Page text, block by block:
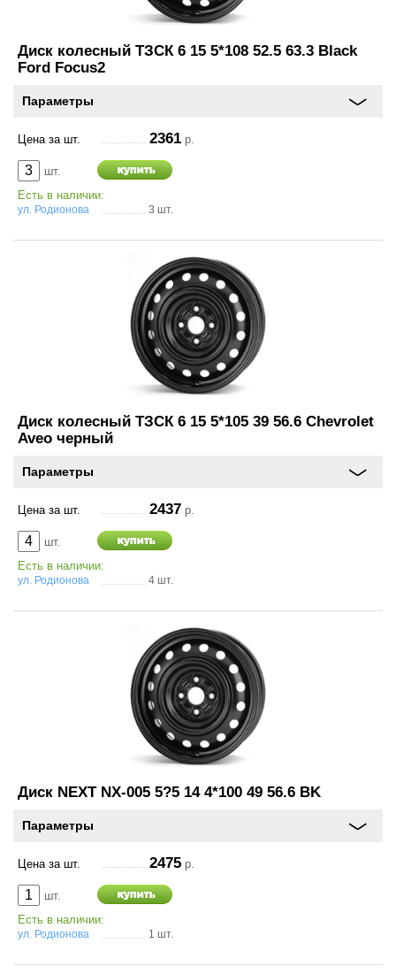
Диск колесный ТЗСК 6 15 5*108 52.5 63.3 Black
Ford Focus2
Параметры
Цена за шт. 2361 р.
шт.
Есть в наличии:
ул. Родионова 3 шт.
Диск колесный ТЗСК 6 15 5*105 39 56.6 Chevrolet
Aveo черный
Параметры
Цена за шт. 2437 р.
шт.
Есть в наличии:
ул. Родионова 4 шт.
Диск NEXT NX-005 5?5 14 4*100 49 56.6 BK
Параметры
Цена за шт. 2475 р.
шт.
Есть в наличии:
ул. Родионова 1 шт.